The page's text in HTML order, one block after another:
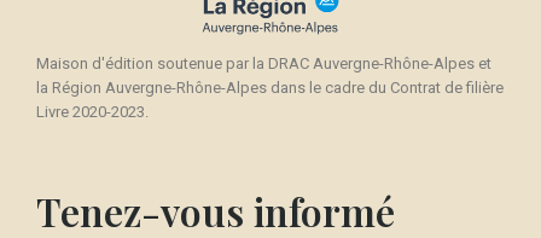
Maison d'édition soutenue par la DRAC Auvergne-Rhône-Alpes et
la Région Auvergne-Rhône-Alpes dans le cadre du Contrat de filière
Livre 2020-2023.
Tenez-vous informé